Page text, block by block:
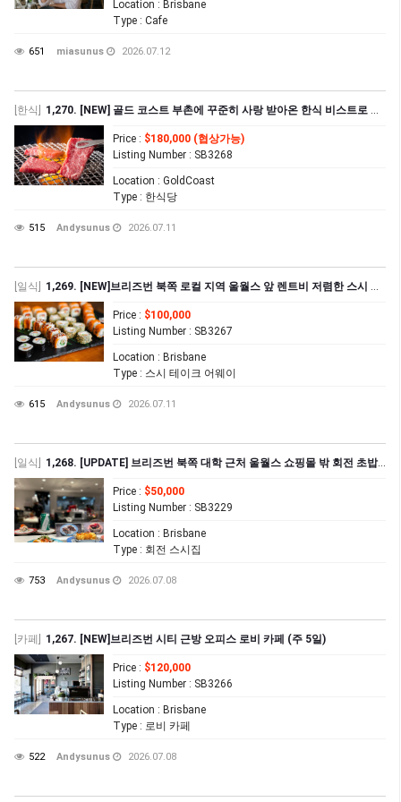
Location : Brisbane
Type : Cafe
651 miasunus 2026.07.12
[한식] 1,270. [NEW] 골드 코스트 부촌에 꾸준히 사랑 받아온 한식 비스트로 매매
Price : $180,000 (협상가능)
Listing Number : SB3268
Location : GoldCoast
Type : 한식당
515 Andysunus 2026.07.11
[일식] 1,269. [NEW]브리즈번 북쪽 로컬 지역 울월스 앞 렌트비 저렴한 스시 테이크 어웨이 집($1,502.57+GST)
Price : $100,000
Listing Number : SB3267
Location : Brisbane
Type : 스시 테이크 어웨이
615 Andysunus 2026.07.11
[일식] 1,268. [UPDATE] 브리즈번 북쪽 대학 근처 울월스 쇼핑몰 밖 회전 초밥집 매매
Price : $50,000
Listing Number : SB3229
Location : Brisbane
Type : 회전 스시집
753 Andysunus 2026.07.08
[카페] 1,267. [NEW]브리즈번 시티 근방 오피스 로비 카페 (주 5일)
Price : $120,000
Listing Number : SB3266
Location : Brisbane
Type : 로비 카페
522 Andysunus 2026.07.08